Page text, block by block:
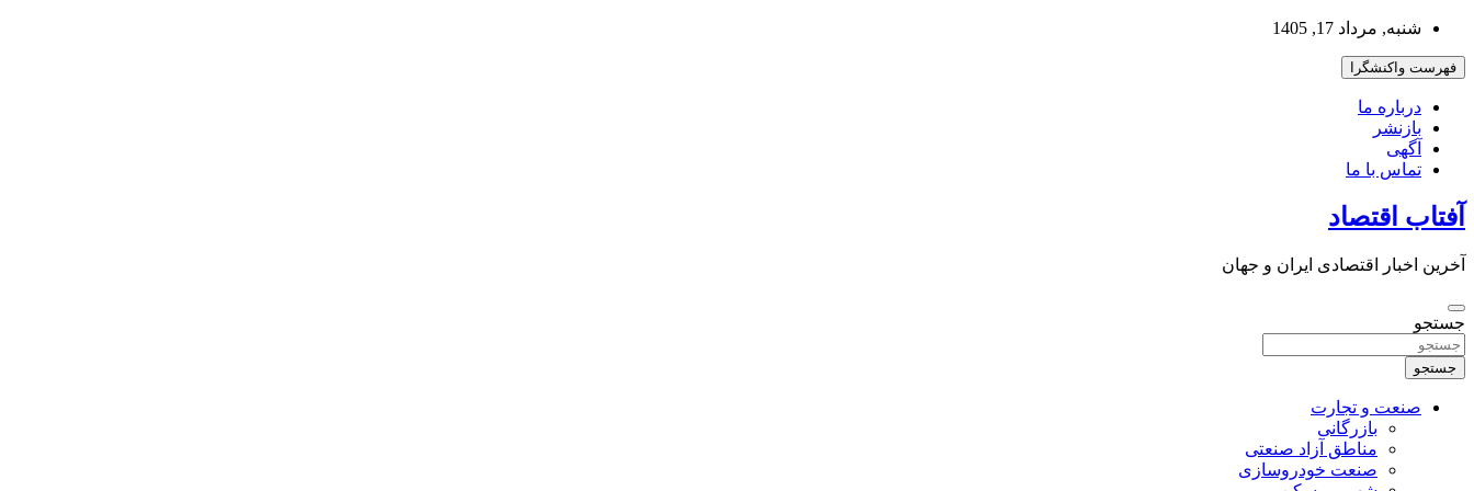
بروید
شنبه, مرداد 17, 1405
فهرست واکنشگرا
درباره ما
بازنشر
آگهی
تماس با ما
آفتاب اقتصاد
آخرین اخبار اقتصادی ایران و جهان
جستجو
جستجو
صنعت و تجارت
بازرگانی
مناطق آزاد صنعتی
صنعت خودروسازی